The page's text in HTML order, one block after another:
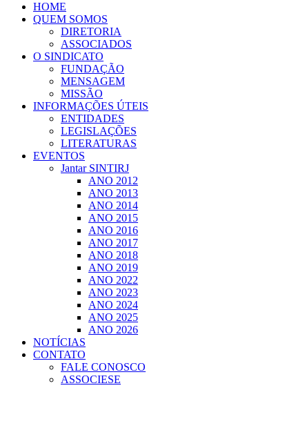
HOME
QUEM SOMOS
DIRETORIA
ASSOCIADOS
O SINDICATO
FUNDAÇÃO
MENSAGEM
MISSÃO
INFORMAÇÕES ÚTEIS
ENTIDADES
LEGISLAÇÕES
LITERATURAS
EVENTOS
Jantar SINTIRJ
ANO 2012
ANO 2013
ANO 2014
ANO 2015
ANO 2016
ANO 2017
ANO 2018
ANO 2019
ANO 2022
ANO 2023
ANO 2024
ANO 2025
ANO 2026
NOTÍCIAS
CONTATO
FALE CONOSCO
ASSOCIESE